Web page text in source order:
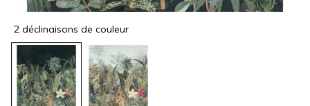
2 déclinaisons de couleur